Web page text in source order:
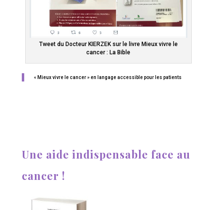
Tweet du Docteur KIERZEK sur le livre Mieux vivre le
cancer : La Bible
« Mieux vivre le cancer » en langage accessible pour les patients
Une aide indispensable face au
cancer !